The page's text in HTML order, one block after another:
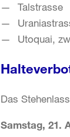
Talstrasse
Utoquai,
Das
Samstag, 21.